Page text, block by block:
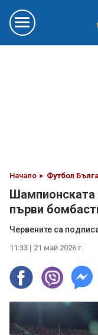
Начало Футбол
Шампионската
първи
Червените са
11:33 | 21 май 2026 г.